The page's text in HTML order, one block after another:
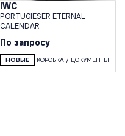
IWC
PORTUGIESER ETERNAL
CALENDAR
По запросу
НОВЫЕ КОРОБКА / ДОКУМЕНТЫ